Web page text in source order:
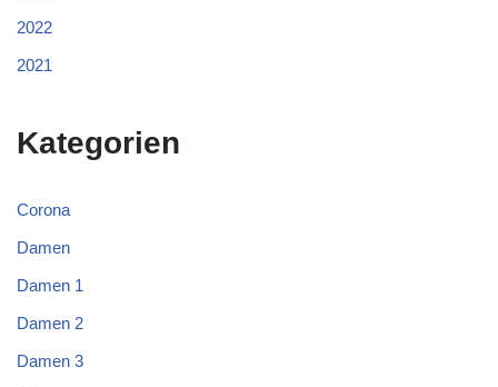
2022
2021
Kategorien
Corona
Damen
Damen 1
Damen 2
Damen 3